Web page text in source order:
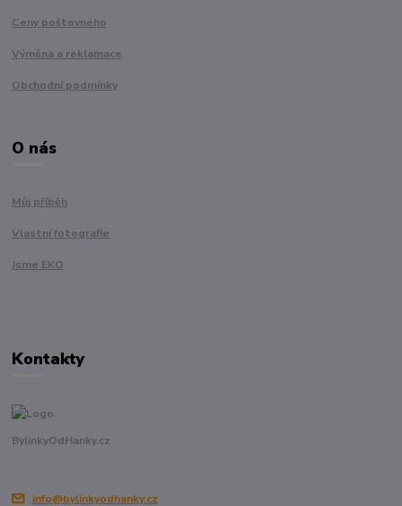
Ceny poštovného
Výměna a reklamace
Obchodní podmínky
O nás
Můj příběh
Vlastní fotografie
Jsme EKO
Kontakty
BylinkyOdHanky.cz
info@bylinkyodhanky.cz